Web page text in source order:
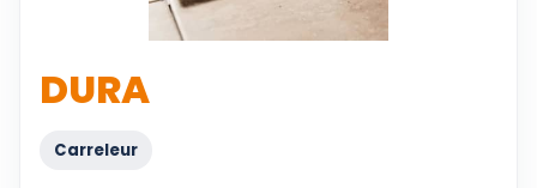
DURA
Carreleur